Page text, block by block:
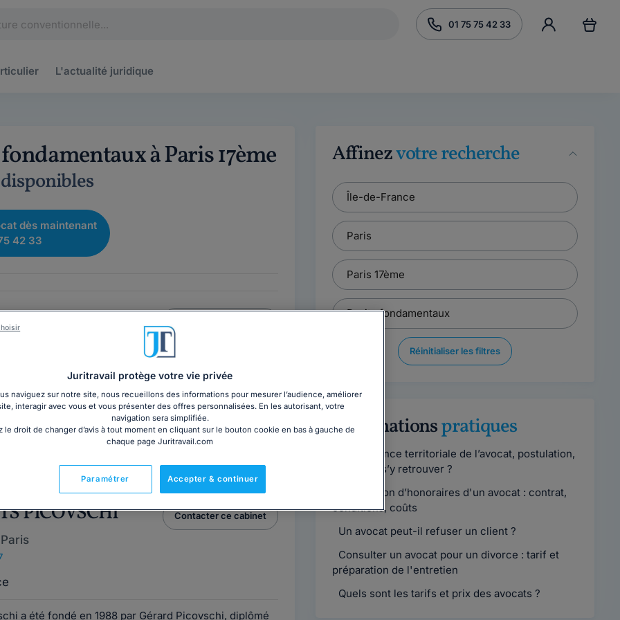
01 75 75 42 33
L'actualité juridique
à Paris 17ème
dès maintenant
42 33
j'interviens en droit des affaires pour mes clients
J'assiste de...
PICOVSCHI Contacter ce cabinet
a été fondé en 1988 par Gérard Picovschi, diplômé
Affinezvotre recherche
Réinitialiser les filtres
Informationspratiques
Compétence territoriale de l’avocat, postulation,
comment s’y retrouver ?
Convention d’honoraires d'un avocat : contrat,
conditions, coûts
Un avocat peut-il refuser un client ?
Consulter un avocat pour un divorce : tarif et
préparation de l'entretien
Quels sont les tarifs et prix des avocats ?
Juritravail protège votre vie privée
naviguez sur notre site, nous recueillons des informations pour mesurer l’audience, améliorer
interagir avec vous et vous présenter des offres personnalisées. En les autorisant, votre
navigation sera simplifiée.
le droit de changer d’avis à tout moment en cliquant sur le bouton cookie en bas à gauche de
chaque page Juritravail.com
Accepter & continuer
Paramétrer